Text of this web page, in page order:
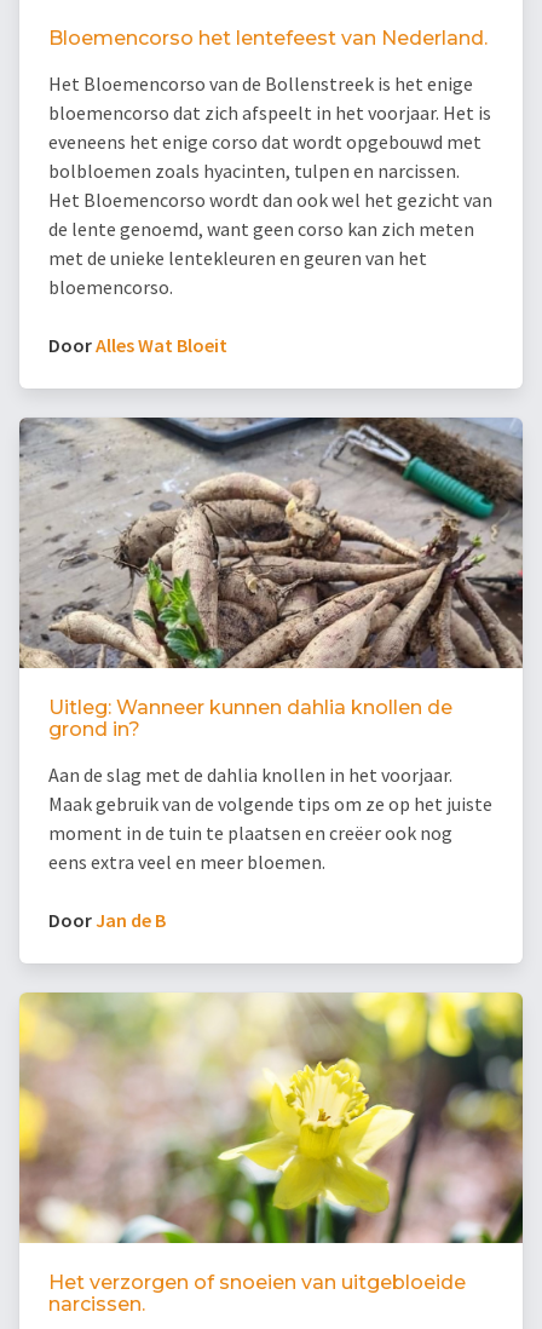
Bloemencorso het lentefeest van Nederland.
Het Bloemencorso van de Bollenstreek is het enige
bloemencorso dat zich afspeelt in het voorjaar. Het is
eveneens het enige corso dat wordt opgebouwd met
bolbloemen zoals hyacinten, tulpen en narcissen.
Het Bloemencorso wordt dan ook wel het gezicht van
de lente genoemd, want geen corso kan zich meten
met de unieke lentekleuren en geuren van het
bloemencorso.
DoorAlles Wat Bloeit
Uitleg: Wanneer kunnen dahlia knollen de
grond in?
Aan de slag met de dahlia knollen in het voorjaar.
Maak gebruik van de volgende tips om ze op het juiste
moment in de tuin te plaatsen en creëer ook nog
eens extra veel en meer bloemen.
DoorJan de B
Het verzorgen of snoeien van uitgebloeide
narcissen.